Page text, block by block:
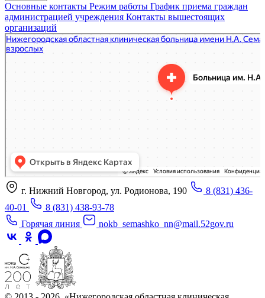
Основные контакты Режим работы График приема граждан
администрацией учреждения Контакты вышестоящих
организаций
«Нижегородская областная клиническая больница имени Н.А. Семашко»
Отделение больницы, госпиталя в Нижнем Новгороде
Больница для взрослых в Нижнем Новгороде
г. Нижний Новгород, ул. Родионова, 190
8 (831) 436-
40-01
8 (831) 438-93-78
Горячая линия
nokb_semashko_nn@mail.52gov.ru